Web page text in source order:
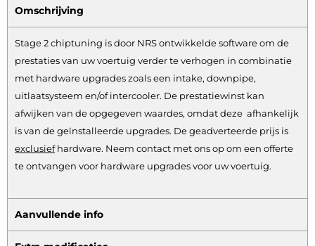
Omschrijving
Stage 2 chiptuning is door NRS ontwikkelde software om de
prestaties van uw voertuig verder te verhogen in combinatie
met hardware upgrades zoals een intake, downpipe,
uitlaatsysteem en/of intercooler. De prestatiewinst kan
afwijken van de opgegeven waardes, omdat deze afhankelijk
is van de geïnstalleerde upgrades. De geadverteerde prijs is
exclusiefhardware. Neem contact met ons op om een offerte
te ontvangen voor hardware upgrades voor uw voertuig.
Aanvullende info